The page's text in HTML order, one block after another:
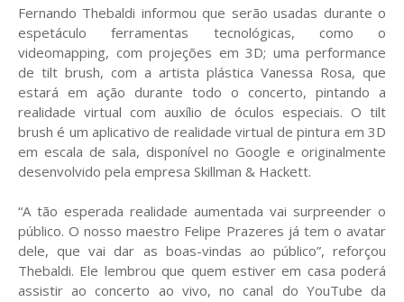
Fernando Thebaldi informou que serão usadas durante o
espetáculo ferramentas tecnológicas, como o
videomapping, com projeções em 3D; uma performance
de tilt brush, com a artista plástica Vanessa Rosa, que
estará em ação durante todo o concerto, pintando a
realidade virtual com auxílio de óculos especiais. O tilt
brush é um aplicativo de realidade virtual de pintura em 3D
em escala de sala, disponível no Google e originalmente
desenvolvido pela empresa Skillman & Hackett.
“A tão esperada realidade aumentada vai surpreender o
público. O nosso maestro Felipe Prazeres já tem o avatar
dele, que vai dar as boas-vindas ao público”, reforçou
Thebaldi. Ele lembrou que quem estiver em casa poderá
assistir ao concerto ao vivo, no canal do YouTube da